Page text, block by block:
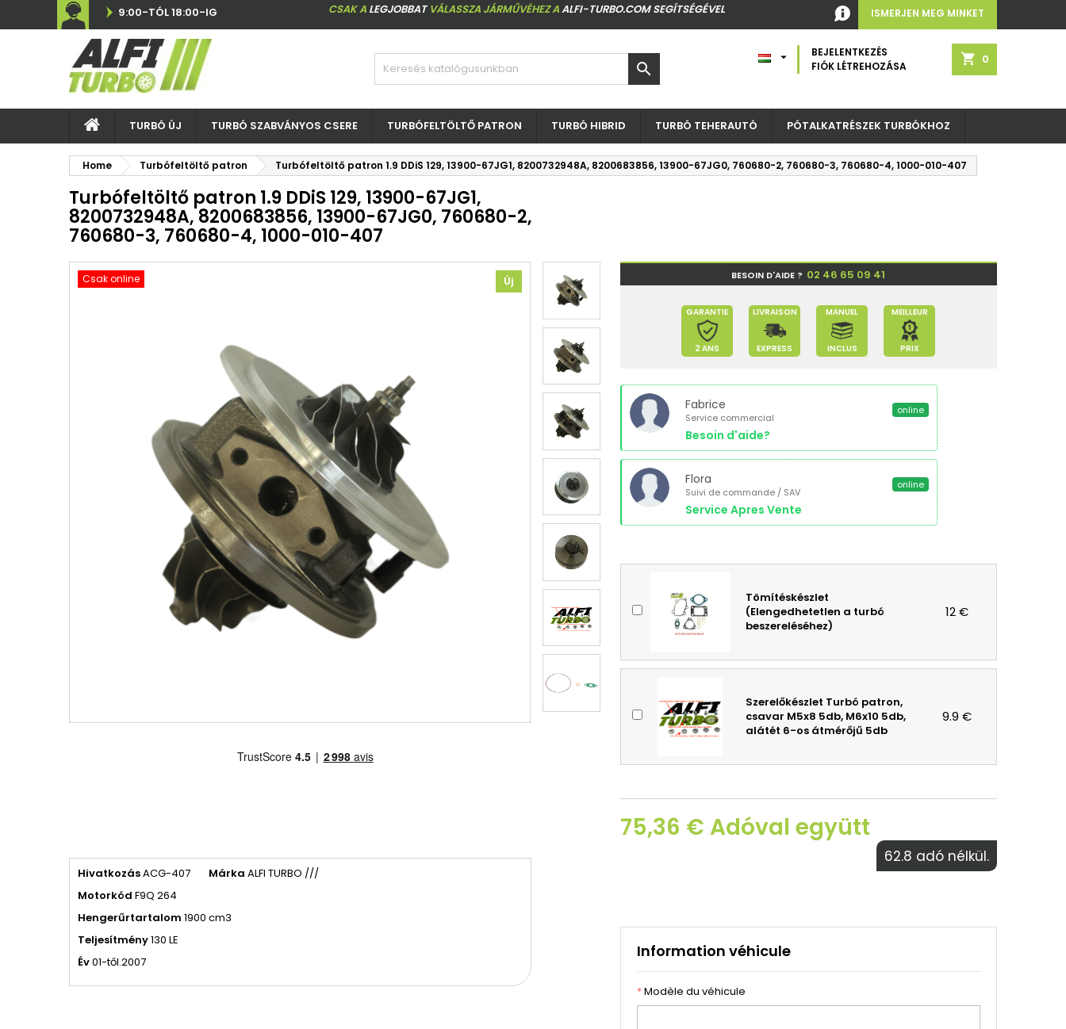
9:00-TÓL 18:00-IG CSAK A LEGJOBBATVÁLASSZA JÁRMŰVÉHEZ AALFI-TURBO.COM SEGÍTSÉGÉVEL ISMERJEN MEG MINKET
shopping_cart 0
BEJELENTKEZÉS
FIÓK LÉTREHOZÁSA


TURBÓ ÚJ TURBÓ SZABVÁNYOS CSERE TURBÓFELTÖLTŐ PATRON TURBÓ HIBRID TURBÓ TEHERAUTÓ PÓTALKATRÉSZEK TURBÓKHOZ
Home Turbófeltöltő patron Turbófeltöltő patron 1.9 DDiS 129, 13900-67JG1, 8200732948A, 8200683856, 13900-67JG0, 760680-2, 760680-3, 760680-4, 1000-010-407
Turbófeltöltő patron 1.9 DDiS 129, 13900-67JG1,
8200732948A, 8200683856, 13900-67JG0, 760680-2,
760680-3, 760680-4, 1000-010-407
Csak online Új
HivatkozásACG-407 Márka ALFI TURBO ///
Motorkód F9Q 264
Hengerűrtartalom 1900 cm3
Teljesítmény130 LE
Év01-től.2007
BESOIN D'AIDE ? 02 46 65 09 41
GARANTIE
2 ANS
LIVRAISON
EXPRESS
MANUEL
INCLUS
MEILLEUR
PRIX
Fabrice
Service commercial
Besoin d'aide?
online
Flora
Suivi de commande / SAV
Service Apres Vente
online
Tömítéskészlet
(Elengedhetetlen a turbó
beszereléséhez)
12 €
Szerelőkészlet Turbó patron,
csavar M5x8 5db, M6x10 5db,
alátét 6-os átmérőjű 5db
9.9 €
75,36 € Adóval együtt
62.8 adó nélkül.
Information véhicule
*Modèle du véhicule